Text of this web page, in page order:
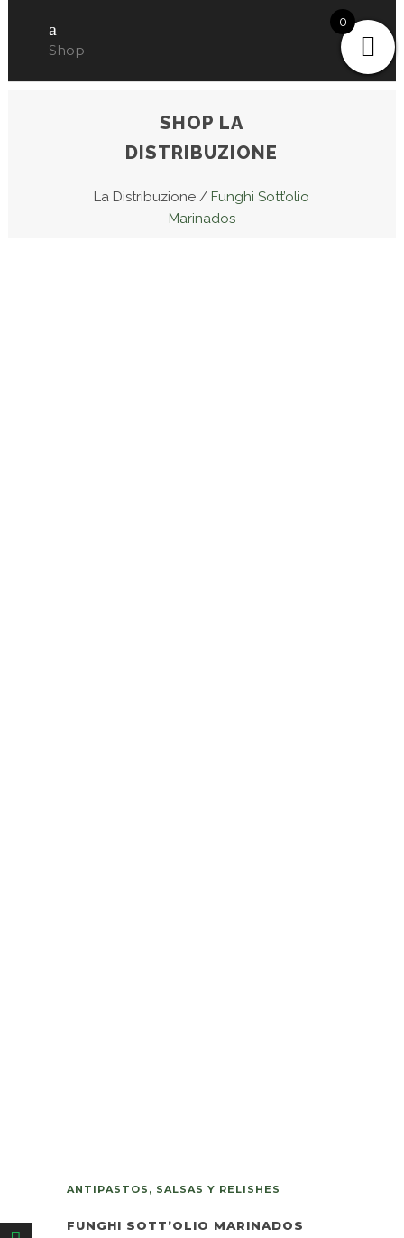
Shop
SHOP LA
DISTRIBUZIONE
La Distribuzione / Funghi Sott’olio
Marinados
ANTIPASTOS, SALSAS Y RELISHES
FUNGHI SOTT’OLIO MARINADOS
0